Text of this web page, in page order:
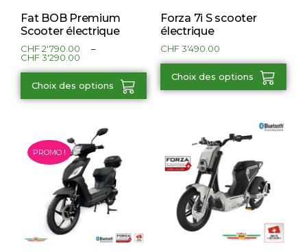
Fat BOB Premium
Scooter électrique
CHF2'790.00
–
CHF3'290.00
Choix des options
Forza 7i S scooter
électrique
CHF3'490.00
Choix des options
PROMO !